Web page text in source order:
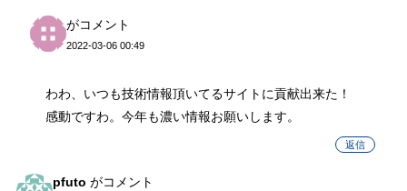
がコメント
2022-03-06 00:49
わわ、いつも技術情報頂いてるサイトに貢献出来た！
感動ですわ。今年も濃い情報お願いします。
返信
pfuto がコメント